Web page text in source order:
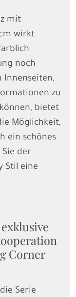
mit
wirkt
noch
Innenseiten,
zu
bietet
Möglichkeit,
ein schönes
Sie der
Stil eine
Corner
Serie